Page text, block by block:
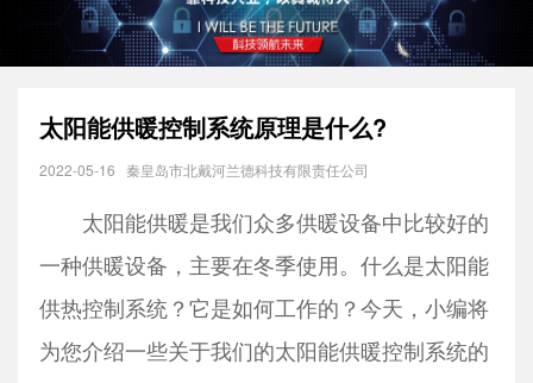
太阳能供暖控制系统原理是什么?
2022-05-16 秦皇岛市北戴河兰德科技有限责任公司
太阳能供暖是我们众多供暖设备中比较好的
一种供暖设备，主要在冬季使用。什么是太阳能
供热控制系统？它是如何工作的？今天，小编将
为您介绍一些关于我们的太阳能供暖控制系统的